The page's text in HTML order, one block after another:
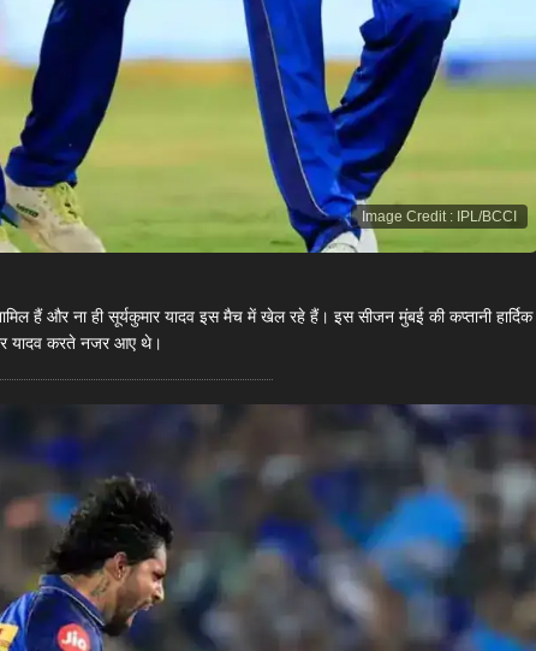
Image Credit: IPL/BCCI
हैं और ना ही सूर्यकुमार यादव इस मैच में खेल रहे हैं। इस सीजन मुंबई की कप्तानी हार्दिक
यादव करते नजर आए थे।